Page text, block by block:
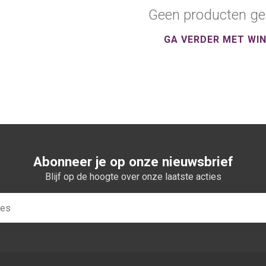
Geen producten
GA VERDER MET
Abonneer je op onze nieuwsbrief
Blijf op de hoogte over onze laatste acties